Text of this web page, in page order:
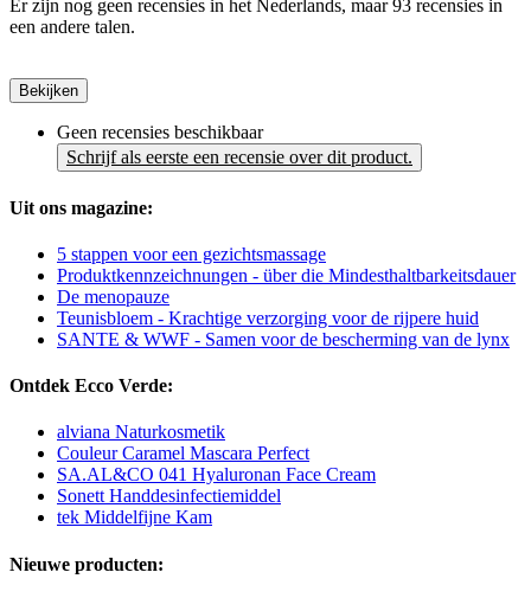
Er zijn nog geen recensies in het Nederlands, maar 93 recensies in
een andere talen.
Bekijken
Geen recensies beschikbaar
Schrijf als eerste een recensie over dit product.
Uit ons magazine:
5 stappen voor een gezichtsmassage
Produktkennzeichnungen - über die Mindesthaltbarkeitsdauer
De menopauze
Teunisbloem - Krachtige verzorging voor de rijpere huid
SANTE & WWF - Samen voor de bescherming van de lynx
Ontdek Ecco Verde:
alviana Naturkosmetik
Couleur Caramel Mascara Perfect
SA.AL&CO 041 Hyaluronan Face Cream
Sonett Handdesinfectiemiddel
tek Middelfijne Kam
Nieuwe producten: